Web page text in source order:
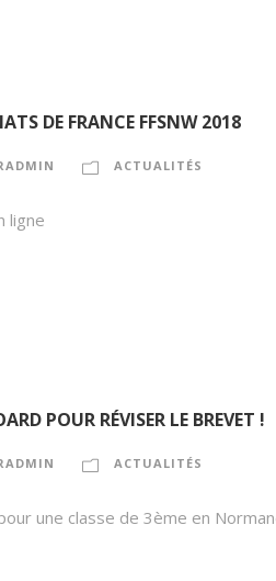
DE FRANCE FFSNW 2018
ACTUALITÉS
ligne
POUR RÉVISER LE BREVET !
ACTUALITÉS
une classe de 3ème en